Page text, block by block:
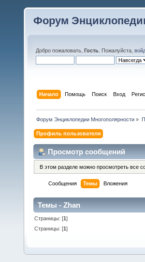
Форум
Добро пожаловать, Гость . Пожалуйста,
Начало Помощь Поиск Вход
Форум Энциклопедии Многополярности »
Профиль пользователя
Просмотр сообщений
В этом разделе можно просмотреть все
Сообщения Темы Вложения
Темы - Zhan
Страницы: [1]
Страницы: [1]